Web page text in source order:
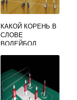
КАКОЙ КОРЕНЬ В
СЛОВЕ
ВОЛЕЙБОЛ